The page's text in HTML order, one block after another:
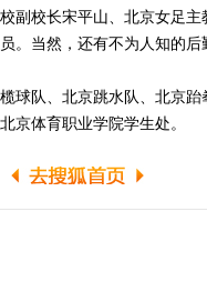
副校长宋平山、北京女足
。当然，还有不为人知的后
队、北京跳水队、北京跆
京体育职业学院学生处。